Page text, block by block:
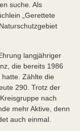
suche. Als
„Gerettete
langjähriger
die bereits 1986
Zählte die
290. Trotz der
nach
mehr Aktive, denn
auch einmal.